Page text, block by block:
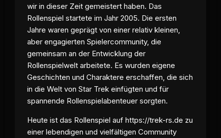
wir in dieser Zeit gemeistert haben. Das
Rollenspiel startete im Jahr 2005. Die ersten
Jahre waren geprägt von einer relativ kleinen,
aber engagierten Spielercommunity, die
gemeinsam an der Entwicklung der
Rollenspielwelt arbeitete. Es wurden eigene
Geschichten und Charaktere erschaffen, die sich
in die Welt von Star Trek einfügten und für
spannende Rollenspielabenteuer sorgten.
Heute ist das Rollenspiel auf https://trek-rs.de zu
einer lebendigen und vielfältigen Community